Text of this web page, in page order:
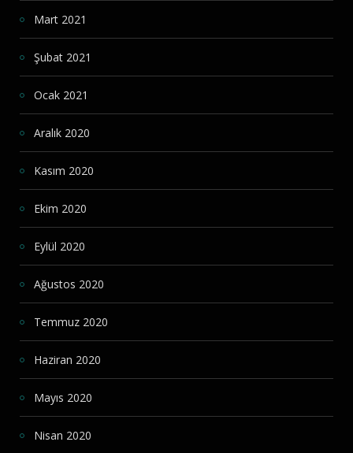
Mart 2021
Şubat 2021
Ocak 2021
Aralık 2020
Kasım 2020
Ekim 2020
Eylül 2020
Ağustos 2020
Temmuz 2020
Haziran 2020
Mayıs 2020
Nisan 2020